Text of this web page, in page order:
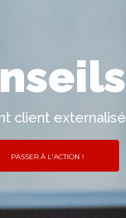
client externalisé
PASSER À L'ACTION !